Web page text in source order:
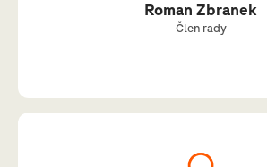
Roman Zbranek
Člen rady